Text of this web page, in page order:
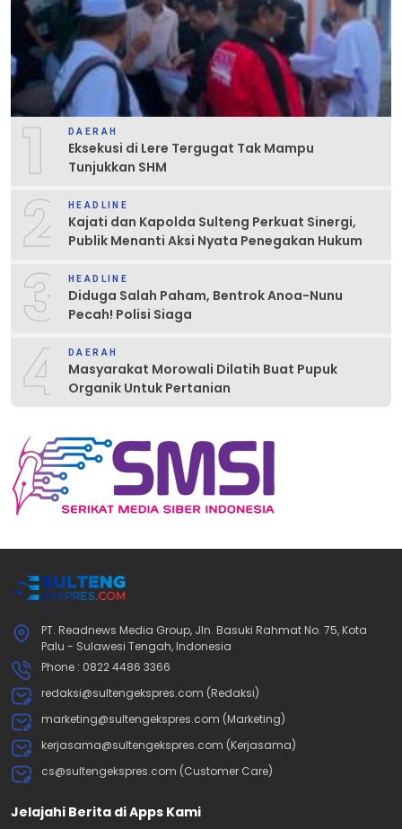
1 DAERAH
Eksekusi di Lere Tergugat Tak Mampu
Tunjukkan SHM
2 HEADLINE
Kajati dan Kapolda Sulteng Perkuat Sinergi,
Publik Menanti Aksi Nyata Penegakan Hukum
3 HEADLINE
Diduga Salah Paham, Bentrok Anoa-Nunu
Pecah! Polisi Siaga
4 DAERAH
Masyarakat Morowali Dilatih Buat Pupuk
Organik Untuk Pertanian
PT. Readnews Media Group, Jln. Basuki Rahmat No. 75, Kota
Palu - Sulawesi Tengah, Indonesia
Phone : 0822 4486 3366
redaksi@sultengekspres.com (Redaksi)
marketing@sultengekspres.com (Marketing)
kerjasama@sultengekspres.com (Kerjasama)
cs@sultengekspres.com (Customer Care)
Jelajahi Berita di Apps Kami